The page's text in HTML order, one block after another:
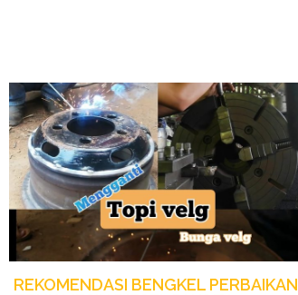
REKOMENDASI BENGKEL PERBAIKAN